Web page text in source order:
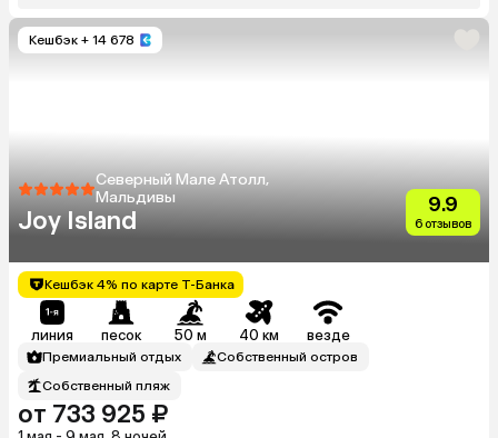
Кешбэк + 14 678
Северный Мале Атолл,
Мальдивы
Joy Island
9.9
6 отзывов
Кешбэк 4% по карте Т-Банка
линия песок 50 м 40 км везде
Премиальный отдых
Собственный остров
Собственный пляж
от 733 925 ₽